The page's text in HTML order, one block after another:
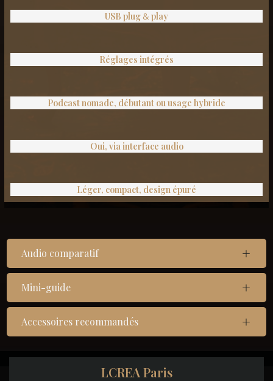
USB plug & play
Réglages intégrés
Podcast nomade, débutant ou usage hybride
Oui, via interface audio
Léger, compact, design épuré
Audio comparatif
Mini-guide
Accessoires recommandés
LCREA Paris